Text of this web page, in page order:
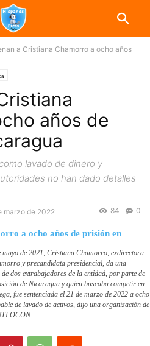
a Cristiana Chamorro a ocho años
años de
lavado de dinero y
no han dado detalles
marzo de 2022 0
84
mayo de 2021, Cristiana Chamorro, exdirectora
y precandidata presidencial, da una
dos extrabajadores de la entidad, por parte de
de Nicaragua y quien buscaba competir en
fue sentenciada el 21 de marzo de 2022 a ocho
de lavado de activos, dijo una organización de
OCON